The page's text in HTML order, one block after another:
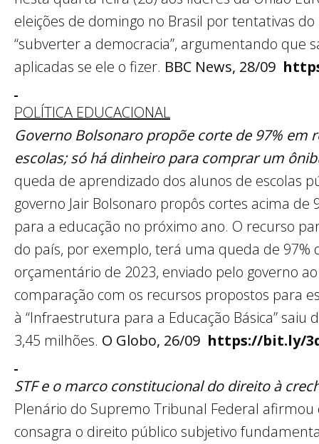
eleições de domingo no Brasil por tentativas
“subverter a democracia”, argumentando que
aplicadas se ele o fizer. BBC News, 28/09
POLÍTICA EDUCACIONAL
Governo Bolsonaro propõe corte de 97% em
escolas; só há dinheiro para comprar um
queda de aprendizado dos alunos de escolas
governo Jair Bolsonaro propôs cortes acima de
para a educação no próximo ano. O recurso
do país, por exemplo, terá uma queda de 97%
orçamentário de 2023, enviado pelo governo
comparação com os recursos propostos para
à “Infraestrutura para a Educação Básica” saiu
3,45 milhões. O Globo, 26/09 https://bit.ly/
STF e o marco constitucional do direito à
Plenário do Supremo Tribunal Federal afirmou
consagra o direito público subjetivo